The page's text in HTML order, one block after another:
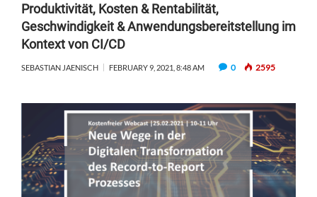
Produktivität, Kosten & Rentabilität,
Geschwindigkeit & Anwendungsbereitstellung im
Kontext von CI/CD
SEBASTIAN JAENISCH FEBRUARY 9, 2021, 8:48 AM 0 2595